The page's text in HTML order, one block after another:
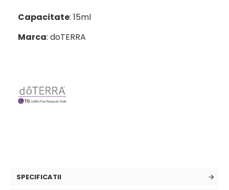
Capacitate: 15ml
Marca: doTERRA
SPECIFICATII